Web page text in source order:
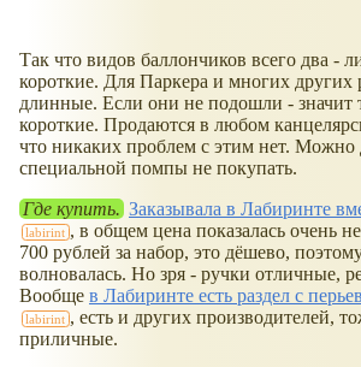
Так что видов баллончиков всего два -
короткие. Для Паркера и многих других
длинные. Если они не подошли - значит
короткие. Продаются в любом
что никаких проблем с этим нет. Можно
специальной помпы не покупать.
Где купить. Заказывала в Лабиринте
, в общем цена показалась очень
700 рублей за набор, это дёшево,
волновалась. Но зря - ручки отличные,
Вообще в Лабиринте есть раздел с
, есть и других производителей,
приличные.